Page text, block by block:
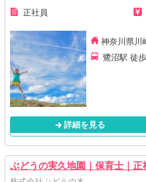
正社員
神奈川県川
鷺沼駅 徒
詳細を見る
ぶどうの実久地園｜保育士｜正